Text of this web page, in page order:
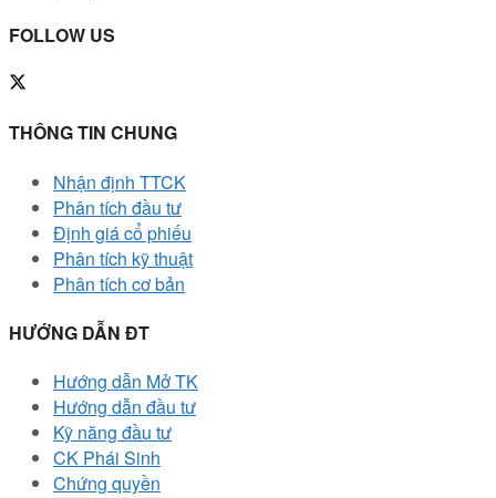
FOLLOW US
THÔNG TIN CHUNG
Nhận định TTCK
Phân tích đầu tư
Định giá cổ phiếu
Phân tích kỹ thuật
Phân tích cơ bản
HƯỚNG DẪN ĐT
Hướng dẫn Mở TK
Hướng dẫn đầu tư
Kỹ năng đầu tư
CK Phái Sinh
Chứng quyền